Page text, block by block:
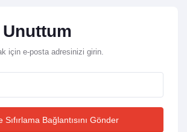
için e-posta adresinizi girin.
Sıfırlama Bağlantısını Gönder